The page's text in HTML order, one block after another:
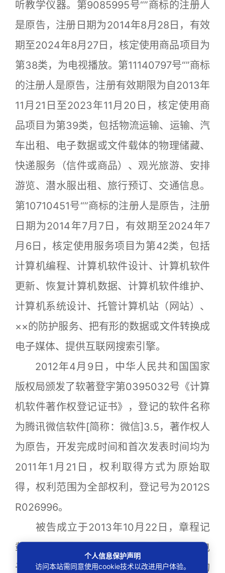
听教学仪器。第9085995号“”商标的注册人
是原告，注册日期为2014年8月28日，有效
期至2024年8月27日，核定使用商品项目为
第38类，为电视播放。第11140797号“”商标
的注册人是原告，注册有效期限为自2013年
11月21日至2023年11月20日，核定使用商
品项目为第39类，包括物流运输、运输、汽
车出租、电子数据或文件载体的物理储藏、
快递服务（信件或商品）、观光旅游、安排
游览、潜水服出租、旅行预订、交通信息。
第10710451号“”商标的注册人是原告，注册
日期为2014年7月7日，有效期至2024年7
月6日，核定使用服务项目为第42类，包括
计算机编程、计算机软件设计、计算机软件
更新、恢复计算机数据、计算机软件维护、
计算机系统设计、托管计算机站（网站）、
××的防护服务、把有形的数据或文件转换成
电子媒体、提供互联网搜索引擎。
2012年4月9日，中华人民共和国国家
版权局颁发了软著登字第0395032号《计算
机软件著作权登记证书》，登记的软件名称
为腾讯微信软件[简称：微信]3.5，著作权人
为原告，开发完成时间和首次发表时间均为
2011年1月21日，权利取得方式为原始取
得，权利范围为全部权利，登记号为2012S
R026996。
被告成立于2013年10月22日，章程记
载的经营范围为电子支付系统、智能卡、电
子产品的技术开发与销售、经济信息咨询
个人信息保护声明
访问本站需同意使用cookie技术以改进用户体验。